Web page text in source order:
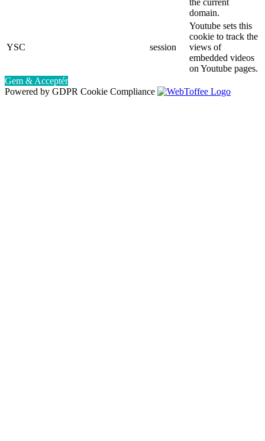
domain.
YSC session
Youtube sets this
cookie to track the
views of
embedded videos
on Youtube pages.
Gem & Acceptér
Powered by GDPR Cookie Compliance